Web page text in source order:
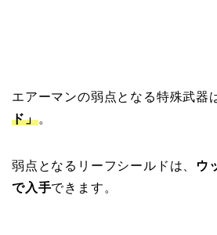
エアーマンの弱点となる特殊武器
ド」。
弱点となるリーフシールドは、
ウ
で入手できます。